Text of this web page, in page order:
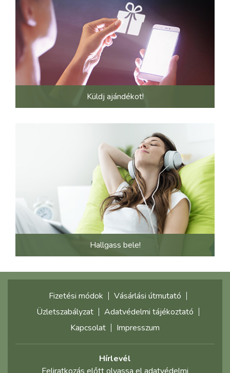
Küldj ajándékot!
Hallgass bele!
Fizetési módok
Vásárlási útmutató
Üzletszabályzat
Adatvédelmi tájékoztató
Kapcsolat
Impresszum
Hírlevél